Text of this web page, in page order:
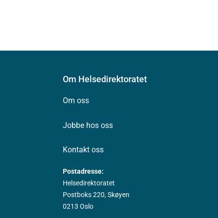
Om Helsedirektoratet
Om oss
Jobbe hos oss
Kontakt oss
Postadresse:
Helsedirektoratet
Postboks 220, Skøyen
0213 Oslo